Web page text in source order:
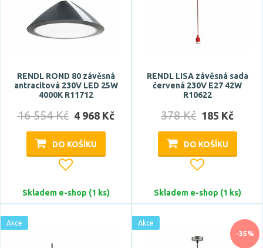
RENDL ROND 80 závěsná
antracitová 230V LED 25W
4000K R11712
16 554 Kč 4 968 Kč
DO KOŠÍKU
Skladem e-shop (1 ks)
RENDL LISA závěsná sada
červená 230V E27 42W
R10622
378 Kč 185 Kč
DO KOŠÍKU
Skladem e-shop (1 ks)
Akce
-35%
Akce